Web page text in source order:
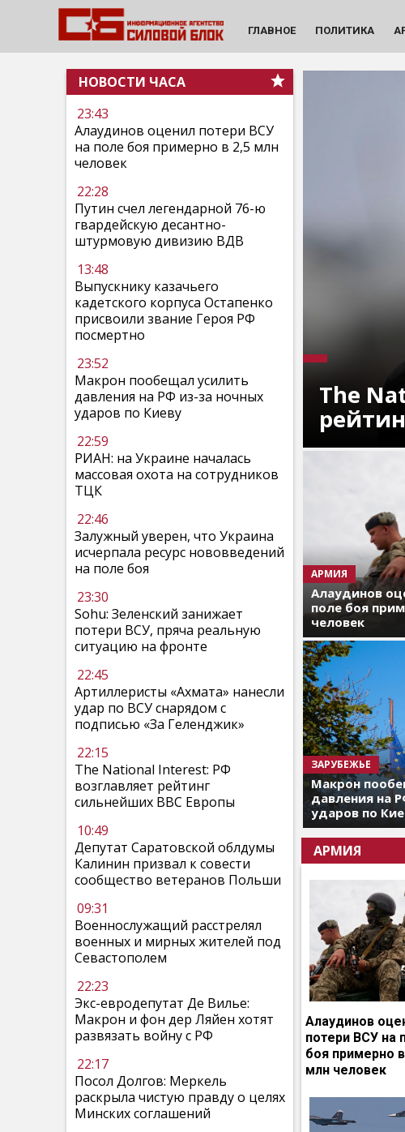
ГЛАВНОЕ ПОЛИТИКА
НОВОСТИ ЧАСА
23:43
Алаудинов оценил потери ВСУ
на поле боя примерно в 2,5 млн
человек
22:28
Путин счел легендарной 76-ю
гвардейскую десантно-
штурмовую дивизию ВДВ
13:48
Выпускнику казачьего
кадетского корпуса Остапенко
присвоили звание Героя РФ
посмертно
23:52
Макрон пообещал усилить
давления на РФ из-за ночных
ударов по Киеву
22:59
РИАН: на Украине началась
массовая охота на сотрудников
ТЦК
22:46
Залужный уверен, что Украина
исчерпала ресурс нововведений
на поле боя
23:30
Sohu: Зеленский занижает
потери ВСУ, пряча реальную
ситуацию на фронте
22:45
Артиллеристы «Ахмата» нанесли
удар по ВСУ снарядом с
подписью «За Геленджик»
22:15
The National Interest: РФ
возглавляет рейтинг
сильнейших ВВС Европы
10:49
Депутат Саратовской облдумы
Калинин призвал к совести
сообщество ветеранов Польши
09:31
Военнослужащий расстрелял
военных и мирных жителей под
Севастополем
22:23
Экс-евродепутат Де Вилье:
Макрон и фон дер Ляйен хотят
развязать войну с РФ
22:17
Посол Долгов: Меркель
раскрыла чистую правду о целях
Минских соглашений
The
АРМИЯ
Алаудинов
поле боя
человек
ЗАРУБЕЖЬЕ
Макрон
давления на
ударов по
АРМИЯ
Алаудинов
потери ВСУ на
боя примерно
млн человек